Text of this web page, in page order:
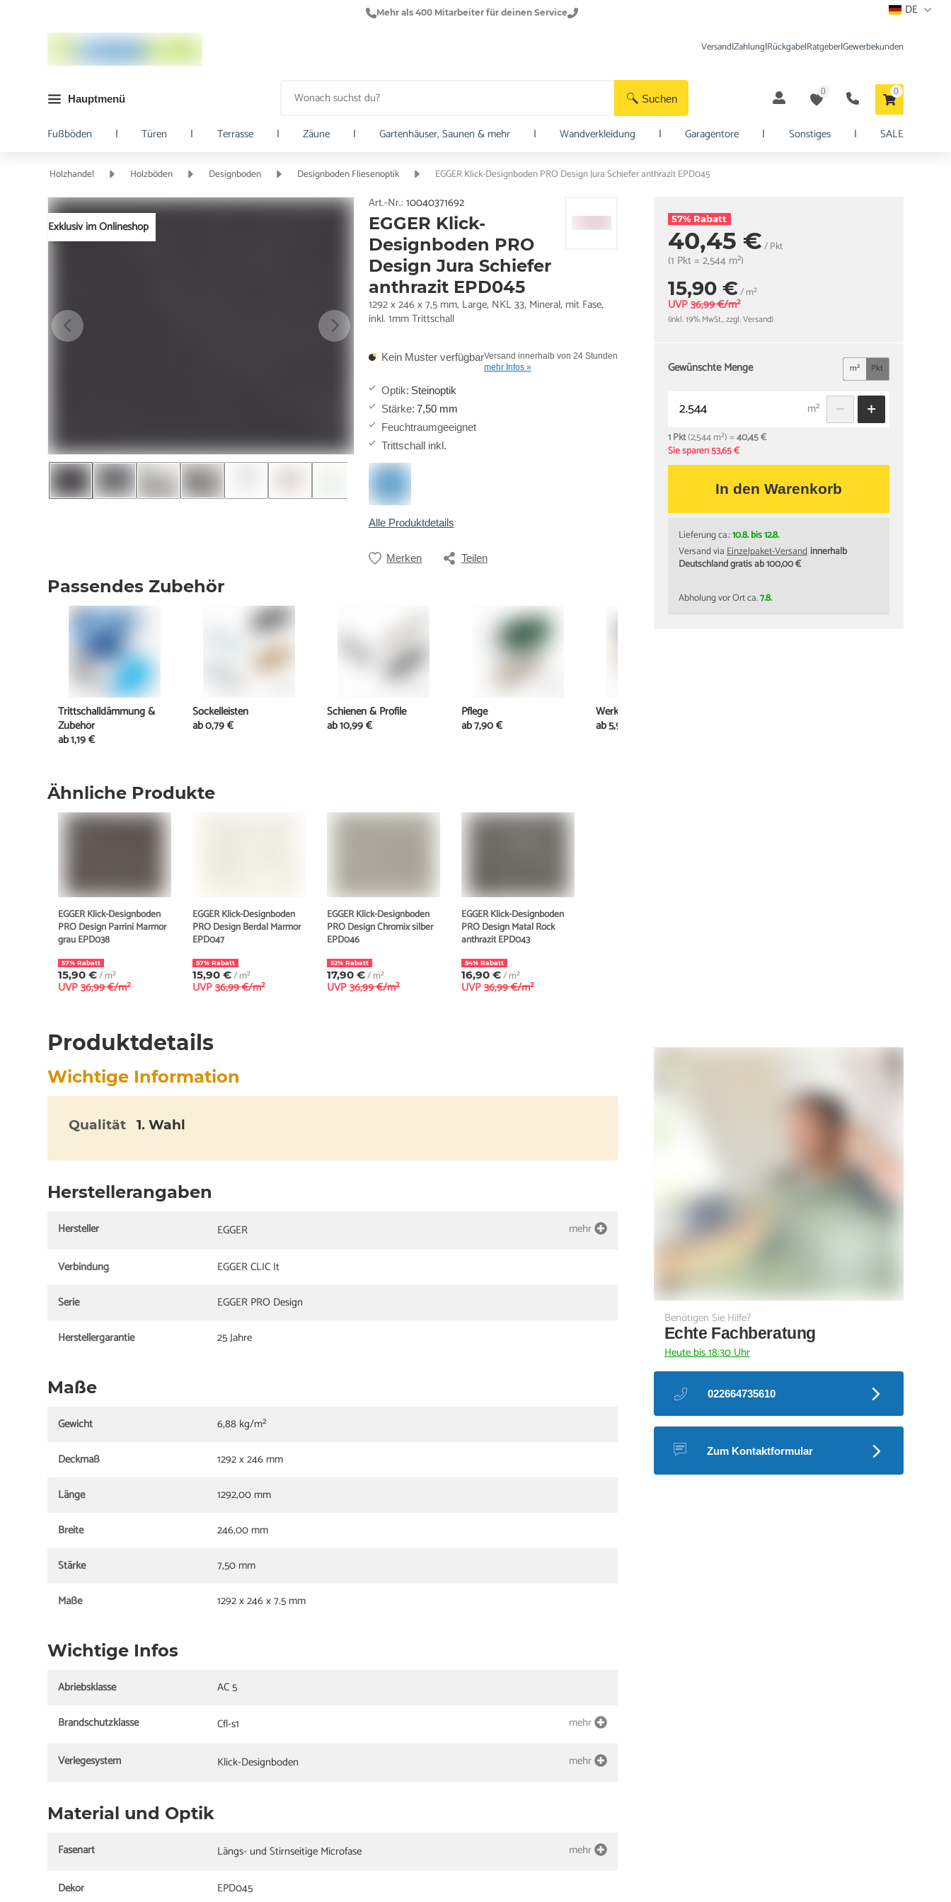
Mehr als 400 Mitarbeiter für deinen Service DE
Suchen
Versand|Zahlung|Rückgabe|Ratgeber|Gewerbekunden
Hauptmenü
0 0
Fußböden | Türen | Terrasse | Zäune | Gartenhäuser, Saunen & mehr | Wandverkleidung | Garagentore | Sonstiges | SALE
Holzhandel Holzböden Designboden Designboden Fliesenoptik EGGER Klick-Designboden PRO Design Jura Schiefer anthrazit EPD045
Exklusiv im Onlineshop
Art.-Nr.: 10040371692
EGGER Klick-
Designboden PRO
Design Jura Schiefer
anthrazit EPD045
1292 x 246 x 7,5 mm, Large, NKL 33, Mineral, mit Fase,
inkl. 1mm Trittschall
Kein Muster verfügbarVersand innerhalb von 24 Stunden
mehr Infos »
Optik: Steinoptik
Stärke: 7,50 mm
Feuchtraumgeeignet
Trittschall inkl.
Alle Produktdetails
Merken Teilen
57% Rabatt
40,45 €/ Pkt
(1 Pkt = 2,544 m²)
15,90 €/ m²
UVP 36,99 €/m²
(inkl. 19% MwSt., zzgl. Versand)
Gewünschte Menge m² Pkt
m²
1 Pkt(2,544 m²) =40,45 €
Sie sparen 53,65 €
In den Warenkorb
Lieferung ca.:10.8. bis 12.8.
Versand viaEinzelpaket-Versandinnerhalb
Deutschland gratis ab 100,00 €
Abholung vor Ort ca.7.8.
Ähnliche Produkte
EGGER Klick-Designboden
PRO Design Parrini Marmor
grau EPD038
57% Rabatt
15,90 €/ m²
UVP 36,99 €/m²
EGGER Klick-Designboden
PRO Design Berdal Marmor
EPD047
57% Rabatt
15,90 €/ m²
UVP 36,99 €/m²
EGGER Klick-Designboden
PRO Design Chromix silber
EPD046
52% Rabatt
17,90 €/ m²
UVP 36,99 €/m²
EGGER Klick-Designboden
PRO Design Matal Rock
anthrazit EPD043
54% Rabatt
16,90 €/ m²
UVP 36,99 €/m²
Produktdetails
Wichtige Information
Qualität 1. Wahl
Herstellerangaben
Hersteller EGGER mehr
Verbindung
EGGER CLIC It
Serie
EGGER PRO Design
Herstellergarantie
25 Jahre
Maße
Gewicht
6,88 kg/m²
Deckmaß
1292 x 246 mm
Länge
1292,00 mm
Breite
246,00 mm
Stärke
7,50 mm
Maße
1292 x 246 x 7.5 mm
Wichtige Infos
Abriebsklasse
AC 5
Brandschutzklasse
Cfl-s1 mehr
Verlegesystem Klick-Designboden mehr
Material und Optik
Fasenart Längs- und Stirnseitige Microfase mehr
Dekor
EPD045
Passendes Zubehör
Trittschalldämmung &
Zubehör
ab1,19 €
Sockelleisten
ab0,79 €
Schienen & Profile
ab10,99 €
Pflege
ab7,90 €
Werkzeuge
ab5,95 €
Benötigen Sie Hilfe?
Echte Fachberatung
Heute bis 18:30 Uhr
022664735610
Zum Kontaktformular